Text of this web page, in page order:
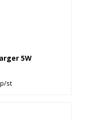
5W
st